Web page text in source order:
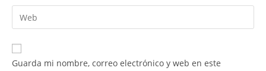
de
usuario
para
comentar
dirección
de
electrónico
para
Introduce
la
URL
de
Guarda mi nombre, correo electrónico y web en este